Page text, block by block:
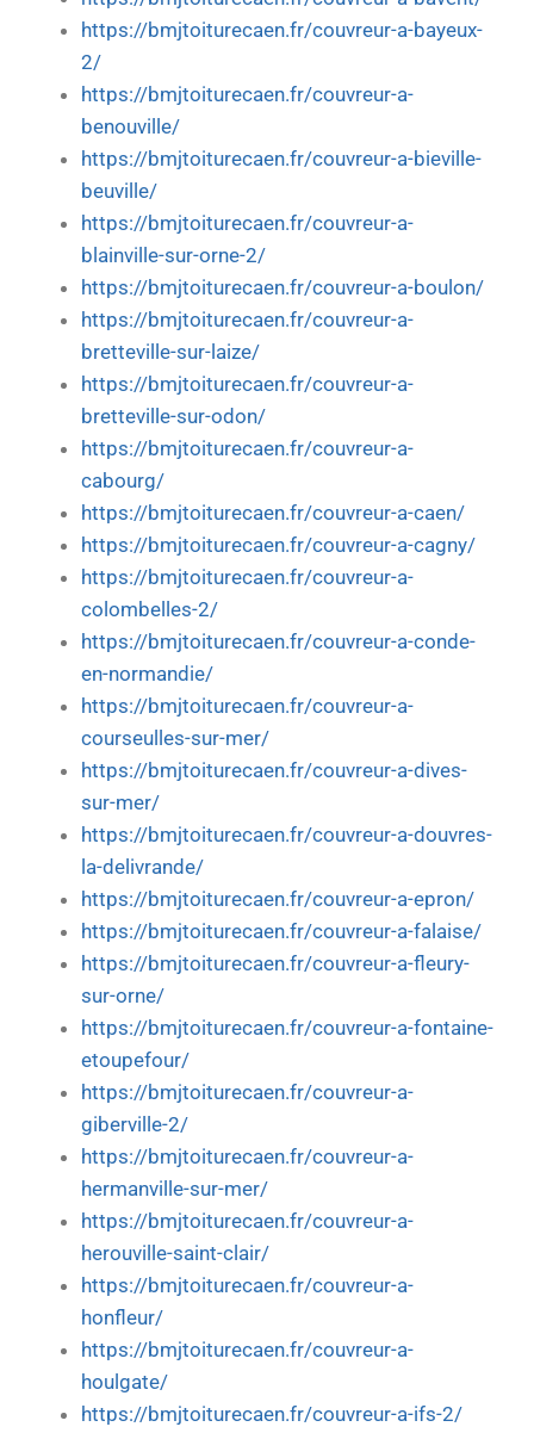
https://bmjtoiturecaen.fr/couvreur-a-bayeux-
2/
https://bmjtoiturecaen.fr/couvreur-a-
benouville/
https://bmjtoiturecaen.fr/couvreur-a-bieville-
beuville/
https://bmjtoiturecaen.fr/couvreur-a-
blainville-sur-orne-2/
https://bmjtoiturecaen.fr/couvreur-a-boulon/
https://bmjtoiturecaen.fr/couvreur-a-
bretteville-sur-laize/
https://bmjtoiturecaen.fr/couvreur-a-
bretteville-sur-odon/
https://bmjtoiturecaen.fr/couvreur-a-
cabourg/
https://bmjtoiturecaen.fr/couvreur-a-caen/
https://bmjtoiturecaen.fr/couvreur-a-cagny/
https://bmjtoiturecaen.fr/couvreur-a-
colombelles-2/
https://bmjtoiturecaen.fr/couvreur-a-conde-
en-normandie/
https://bmjtoiturecaen.fr/couvreur-a-
courseulles-sur-mer/
https://bmjtoiturecaen.fr/couvreur-a-dives-
sur-mer/
https://bmjtoiturecaen.fr/couvreur-a-douvres-
la-delivrande/
https://bmjtoiturecaen.fr/couvreur-a-epron/
https://bmjtoiturecaen.fr/couvreur-a-falaise/
https://bmjtoiturecaen.fr/couvreur-a-fleury-
sur-orne/
https://bmjtoiturecaen.fr/couvreur-a-fontaine-
etoupefour/
https://bmjtoiturecaen.fr/couvreur-a-
giberville-2/
https://bmjtoiturecaen.fr/couvreur-a-
hermanville-sur-mer/
https://bmjtoiturecaen.fr/couvreur-a-
herouville-saint-clair/
https://bmjtoiturecaen.fr/couvreur-a-
honfleur/
https://bmjtoiturecaen.fr/couvreur-a-
houlgate/
https://bmjtoiturecaen.fr/couvreur-a-ifs-2/